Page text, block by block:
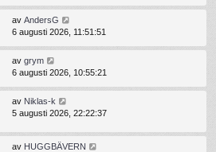
av AndersG
6 augusti 2026, 11:51:51
av grym
6 augusti 2026, 10:55:21
av Niklas-k
5 augusti 2026, 22:22:37
av HUGGBÄVERN